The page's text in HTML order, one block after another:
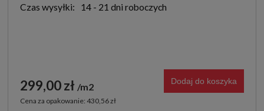
Czas wysyłki:
14 - 21 dni roboczych
299,00 zł m2
Cena za opakowanie: 430,56 zł
Dodaj do koszyka